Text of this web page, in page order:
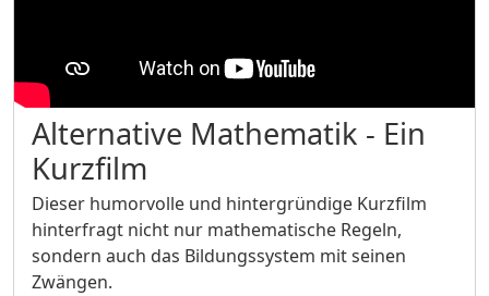
Alternative Mathematik - Ein
Kurzfilm
Dieser humorvolle und hintergründige Kurzfilm
hinterfragt nicht nur mathematische Regeln,
sondern auch das Bildungssystem mit seinen
Zwängen.